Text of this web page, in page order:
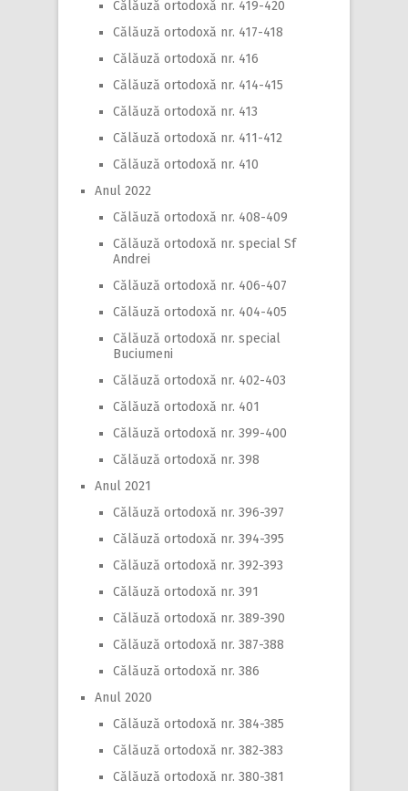
Călăuză ortodoxă nr. 419-420
Călăuză ortodoxă nr. 417-418
Călăuză ortodoxă nr. 416
Călăuză ortodoxă nr. 414-415
Călăuză ortodoxă nr. 413
Călăuză ortodoxă nr. 411-412
Călăuză ortodoxă nr. 410
Anul 2022
Călăuză ortodoxă nr. 408-409
Călăuză ortodoxă nr. special Sf
Andrei
Călăuză ortodoxă nr. 406-407
Călăuză ortodoxă nr. 404-405
Călăuză ortodoxă nr. special
Buciumeni
Călăuză ortodoxă nr. 402-403
Călăuză ortodoxă nr. 401
Călăuză ortodoxă nr. 399-400
Călăuză ortodoxă nr. 398
Anul 2021
Călăuză ortodoxă nr. 396-397
Călăuză ortodoxă nr. 394-395
Călăuză ortodoxă nr. 392-393
Călăuză ortodoxă nr. 391
Călăuză ortodoxă nr. 389-390
Călăuză ortodoxă nr. 387-388
Călăuză ortodoxă nr. 386
Anul 2020
Călăuză ortodoxă nr. 384-385
Călăuză ortodoxă nr. 382-383
Călăuză ortodoxă nr. 380-381